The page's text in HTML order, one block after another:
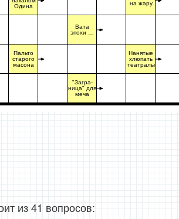
Одина
Пальто
старого
масона
Вата
эпохи …
"Загра-
ница" для
меча
на жару
Нанятые
хлюпать
театралы
из 41 вопросов: